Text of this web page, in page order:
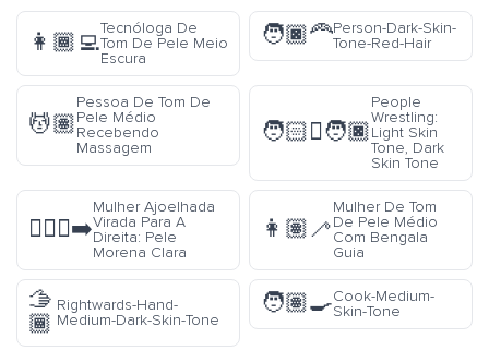
👩🏾‍💻
Tecnóloga De
Tom De Pele Meio
Escura
🧑🏿‍🦰Person-Dark-Skin-
Tone-Red-Hair
💆🏽
Pessoa De Tom De
Pele Médio
Recebendo
Massagem
🧑🏻‍🫯‍🧑🏿
People
Wrestling:
Light Skin
Tone, Dark
Skin Tone
🧎🏼‍♀️‍➡️
Mulher Ajoelhada
Virada Para A
Direita: Pele
Morena Clara
👩🏽‍🦯
Mulher De Tom
De Pele Médio
Com Bengala
Guia
🫱
🏾
Rightwards-Hand-
Medium-Dark-Skin-Tone
🧑🏽‍🍳Cook-Medium-
Skin-Tone